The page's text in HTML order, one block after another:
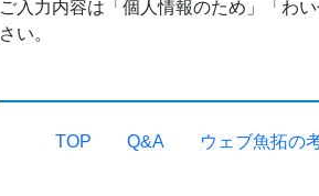
ご入力内容は「個人情報のため」「わ
さい。
TOP Q&A ウェブ魚拓の